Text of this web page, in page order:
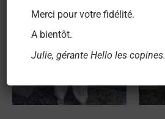
Merci pour votre fidélité.
A bientôt.
Julie, gérante Hello les copines.